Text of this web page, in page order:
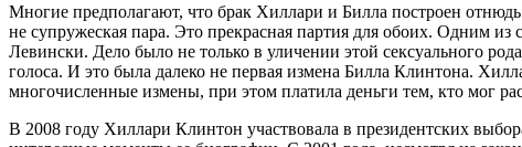
Многие предполагают, что брак Хиллари и Билла построен
не супружеская пара. Это прекрасная партия для обоих. Одним
Левински. Дело было не только в уличении этой сексуального
голоса. И это была далеко не первая измена Билла Клинтона.
многочисленные измены, при этом платила деньги тем, кто мог
В 2008 году Хиллари Клинтон участвовала в президентских